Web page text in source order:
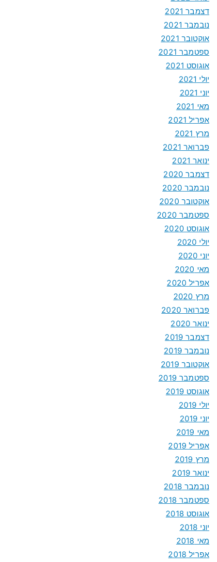
דצמבר 2021
נובמבר 2021
אוקטובר 2021
ספטמבר 2021
אוגוסט 2021
יולי 2021
יוני 2021
מאי 2021
אפריל 2021
מרץ 2021
פברואר 2021
ינואר 2021
דצמבר 2020
נובמבר 2020
אוקטובר 2020
ספטמבר 2020
אוגוסט 2020
יולי 2020
יוני 2020
מאי 2020
אפריל 2020
מרץ 2020
פברואר 2020
ינואר 2020
דצמבר 2019
נובמבר 2019
אוקטובר 2019
ספטמבר 2019
אוגוסט 2019
יולי 2019
יוני 2019
מאי 2019
אפריל 2019
מרץ 2019
ינואר 2019
נובמבר 2018
ספטמבר 2018
אוגוסט 2018
יוני 2018
מאי 2018
אפריל 2018